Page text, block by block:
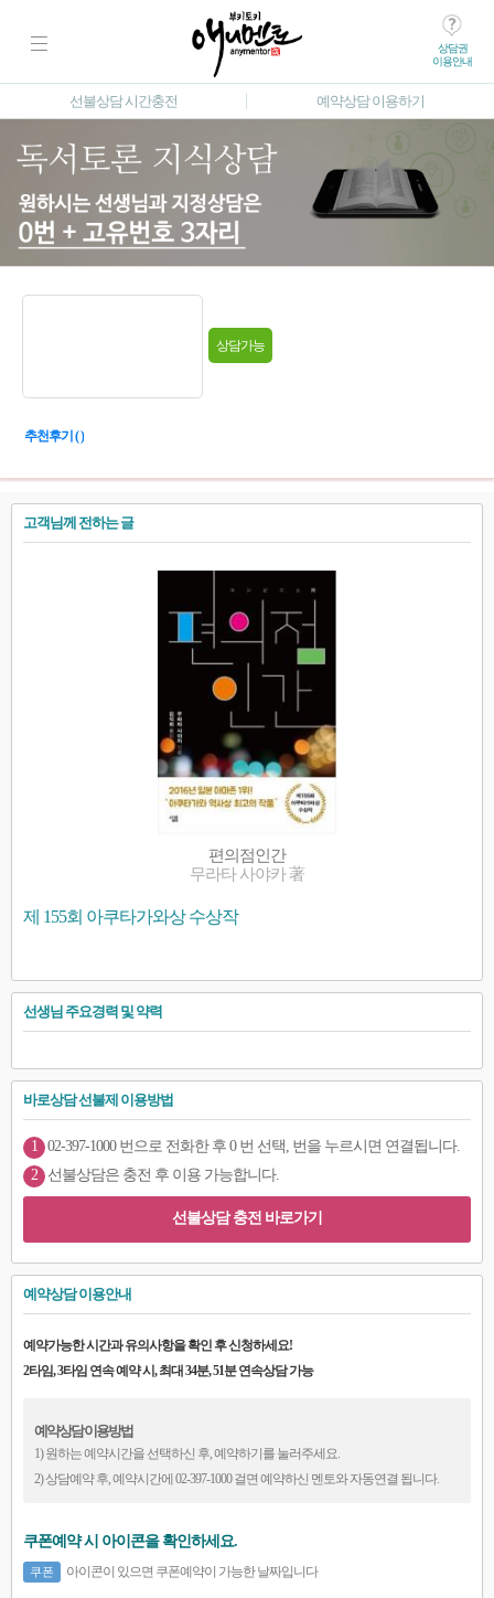
상담권
이용안내
선불상담 시간충전 예약상담 이용하기
상담가능
추천후기 ( )
고객님께 전하는 글
편의점인간
무라타 사야카 著
제 155회 아쿠타가와상 수상작
선생님 주요경력 및 약력
바로상담 선불제 이용방법
1
02-397-1000 번으로 전화한 후 0 번 선택, 번을 누르시면 연결됩니다.
2
선불상담은 충전 후 이용 가능합니다.
선불상담 충전 바로가기
예약상담 이용안내
예약가능한 시간과 유의사항을 확인 후 신청하세요!
2타임, 3타임 연속 예약 시, 최대 34분, 51분 연속상담 가능
예약상담 이용방법
1) 원하는 예약시간을 선택하신 후, 예약하기를 눌러주세요.
2) 상담예약 후, 예약시간에 02-397-1000 걸면 예약하신 멘토와 자동연결 됩니다.
쿠폰예약 시 아이콘을 확인하세요.
쿠폰 아이콘이 있으면 쿠폰예약이 가능한 날짜입니다